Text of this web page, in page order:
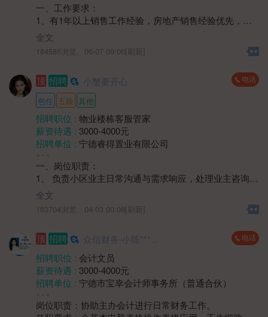
性别要求 :性别不限
年龄要求 :年龄不限
学历要求 :
工作经验 :
经验不限
一、工作要求：
1、有1年以上销售工作经验，房地产销售经验优先，需
具备一定的客户开发、沟通和谈判能力；
2、熟悉本地房地产市场动态、政策法规，了解不同楼盘
的特点和优势，能为客户提供专业的购房建议；
3、具备良好的销售技巧和谈判能力，能够有效挖掘客户
需求，促成交易，完成销售目标。
全文
184585浏览、 06-07 09:06[刷新]
顶 招聘 小蟹要开心 电话
包住 五险 其他
招聘职位 : 物业楼栋客服管家
薪资待遇 : 3000-4000元
招聘单位 : 宁德睿得置业有限公司
性别要求 :性别不限
年龄要求 :年龄不限
学历要求 :
工作经验 :
经验不限
一、岗位职责：
1、 负责小区业主日常沟通与需求响应，处理业主咨询、
投诉及报修协调工作；
2、 维护小区公共区域秩序，协助监督环境卫生、绿化养
护等日常服务质量；
3、 协助组织小区社区活动，提升业主居住满意度，建立
良好邻里关系；
4、 负责楼宇巡查，记录装修期间业主违规情况及公共设
施异常情况等，及时对接维修部门处理。
二、岗位要求：
1、 中专及以上学历，身体健康，具有1年以上物业楼管
或相关服务岗位工作经验优先；
全文
183704浏览、 04-03 00:08[刷新]
顶 招聘 众信财务-小陈***... 电话
招聘职位 : 会计文员
薪资待遇 : 3000-4000元
招聘单位 : 宁德市宝幸会计师事务所（普通合伙）
性别要求 : 女
岗位职责：协助主办会计进行日常财务工作。